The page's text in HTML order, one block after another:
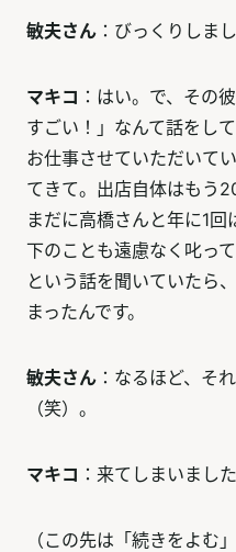
敏夫さん ：びっくりしま
マキコ ：はい。で、その
すごい！」なんて話をし
お仕事させていただいて
てきて。出店自体はもう
まだに高橋さんと年に1
下のことも遠慮なく叱っ
という話を聞いていたら
まったんです。
敏夫さん ：なるほど、そ
（笑）。
マキコ ：来てしまいまし
（この先は「続きをよむ